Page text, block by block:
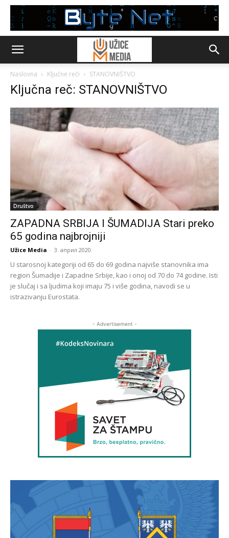
Naslovna Ključne reči STANOVNIŠTVO
Ključna reč: STANOVNIŠTVO
Društvo
ZAPADNA SRBIJA I ŠUMADIJA Stari preko
65 godina najbrojniji
Užice Media - 3. април 2020.
U starosnoj kategoriji od 65 do 69 godina najviše stanovnika ima
region Šumadije i Zapadne Srbije, kao i onoj od 70 do 74 godine. Isti
je slučaj i sa ljudima koji imaju 75 i više godina, navodi se u
istrazivanju Eurostata.
- Advertisement -